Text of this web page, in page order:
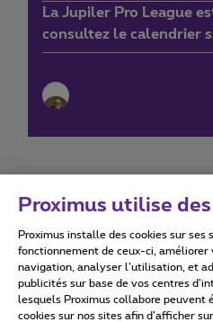
La Jupiler Pro League
consultez le calendrier
Conditions d'utilisation
Proximus utilise
Proximus installe des cookies sur ses
fonctionnement de ceux-ci, améliorer
navigation, analyser l’utilisation, et
publicités sur base de vos centres
lesquels Proximus collabore peuvent
cookies sur nos sites afin d’afficher